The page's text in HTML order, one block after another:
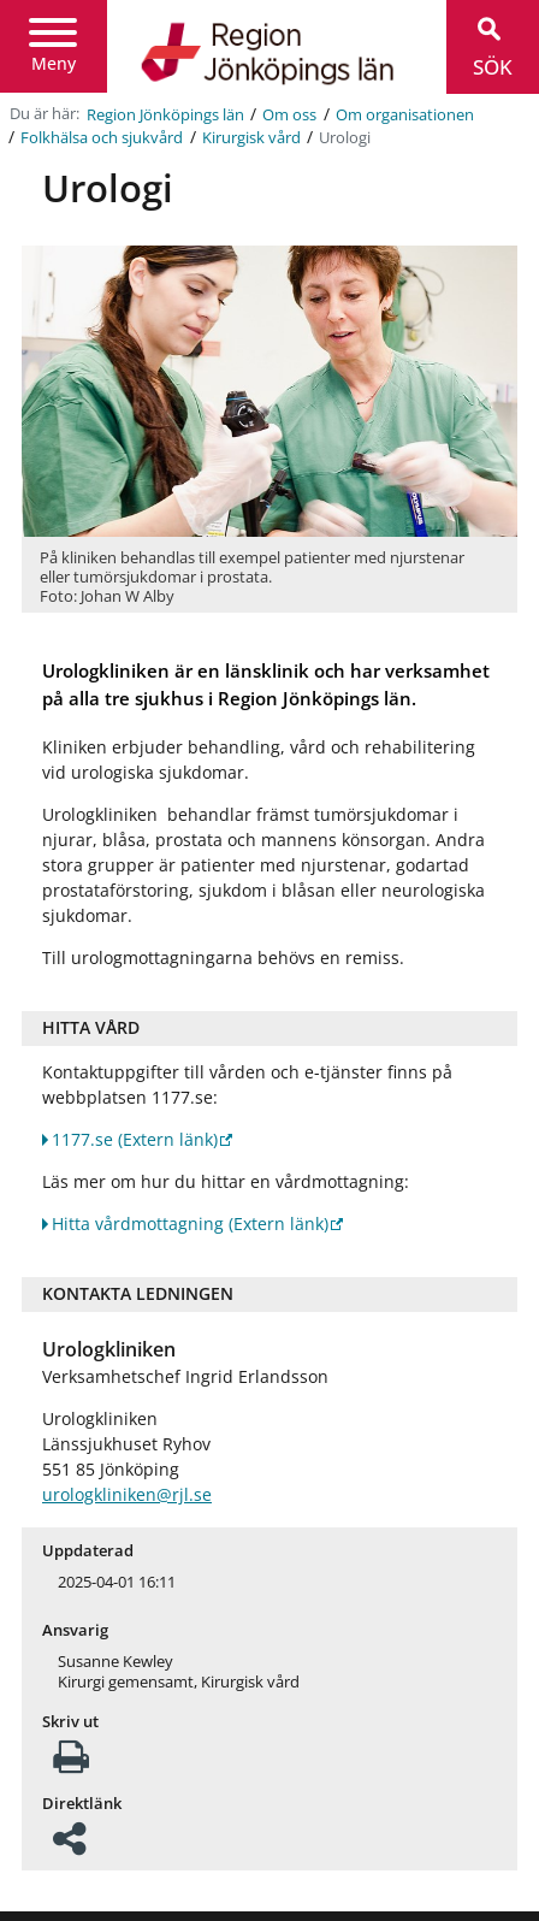
Meny
Jönköpings
län
SÖK
Du är här: Region Jönköpings län / Om oss / Om organisationen
/ Folkhälsa och sjukvård / Kirurgisk vård / Urologi
Urologi
På kliniken behandlas till exempel patienter med njurstenar
eller tumörsjukdomar i prostata.
Foto: Johan W Alby
Urologkliniken är en länsklinik och har verksamhet
på alla tre sjukhus i Region Jönköpings län.
Kliniken erbjuder behandling, vård och rehabilitering
vid urologiska sjukdomar.
Urologkliniken behandlar främst tumörsjukdomar i
njurar, blåsa, prostata och mannens könsorgan. Andra
stora grupper är patienter med njurstenar, godartad
prostataförstoring, sjukdom i blåsan eller neurologiska
sjukdomar.
Till urologmottagningarna behövs en remiss.
HITTA VÅRD
Kontaktuppgifter till vården och e-tjänster finns på
webbplatsen 1177.se:
1177.se(Extern länk)
Läs mer om hur du hittar en vårdmottagning:
Hitta vårdmottagning(Extern länk)
KONTAKTA LEDNINGEN
Urologkliniken
Verksamhetschef Ingrid Erlandsson
Urologkliniken
Länssjukhuset Ryhov
551 85 Jönköping
urologkliniken@rjl.se
Uppdaterad
2025-04-01 16:11
Ansvarig
Susanne Kewley
Kirurgi gemensamt, Kirurgisk vård
Skriv ut
Direktlänk